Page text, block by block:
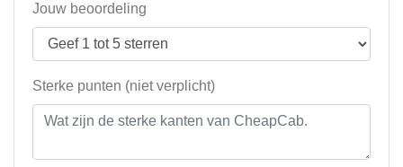
Jouw beoordeling
Sterke punten (niet verplicht)